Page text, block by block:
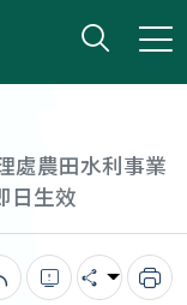
打開
小版
處農田水利事業
日生效
回上一頁錯誤回報
分享 列